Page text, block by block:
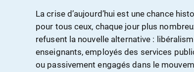
La crise d’aujourd’hui est une chance
pour tous ceux, chaque jour plus
refusent la nouvelle alternative :
enseignants, employés des services
ou passivement engagés dans le